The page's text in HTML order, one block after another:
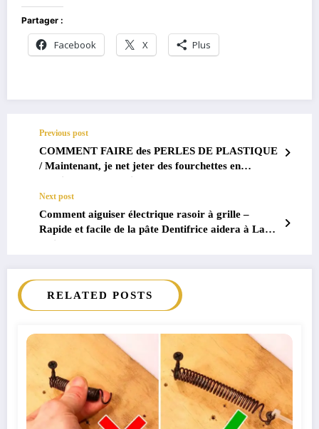
Partager :
Facebook X Plus
Previous post
COMMENT FAIRE des PERLES DE PLASTIQUE
/ Maintenant, je net jeter des fourchettes en
plastique et en plastique couteaux
Next post
Comment aiguiser électrique rasoir à grille –
Rapide et facile de la pâte Dentifrice aidera à Lame
polissage
RELATED POSTS